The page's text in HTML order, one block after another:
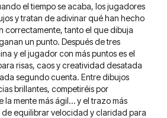
el tiempo se acaba, los jugadores
y tratan de adivinar qué han hecho
correctamente, tanto el que dibuja
un punto. Después de tres
y el jugador con más puntos es el
risas, caos y creatividad desatada
segundo cuenta. Entre dibujos
brillantes, competiréis por
la mente más ágil… y el trazo más
equilibrar velocidad y claridad para